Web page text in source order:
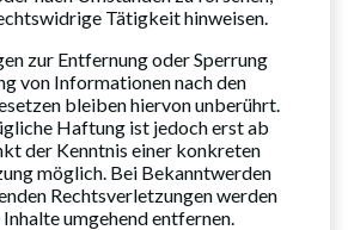
Tätigkeit hinweisen.
zur Entfernung oder Sperrung
von Informationen nach den
bleiben hiervon unberührt.
Haftung ist jedoch erst ab
der Kenntnis einer konkreten
möglich. Bei Bekanntwerden
Rechtsverletzungen werden
umgehend entfernen.